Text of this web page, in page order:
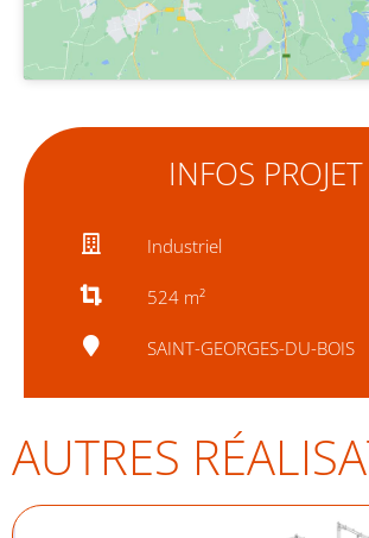
INFOS PROJET
Industriel
524 m²
SAINT-GEORGES-DU-BOIS
AUTRES